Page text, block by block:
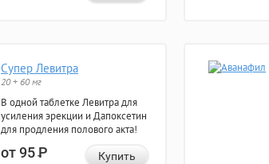
Супер Левитра
20 + 60 мг
В одной таблетке Левитра для
усиления эрекции и Дапоксетин
для продления полового акта!
от 95Р Купить